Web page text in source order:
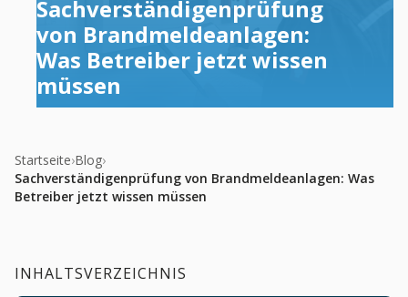
Sachverständigenprüfung
von Brandmeldeanlagen:
Was Betreiber jetzt wissen
müssen
Startseite›Blog›
Sachverständigenprüfung von Brandmeldeanlagen: Was
Betreiber jetzt wissen müssen
INHALTSVERZEICHNIS